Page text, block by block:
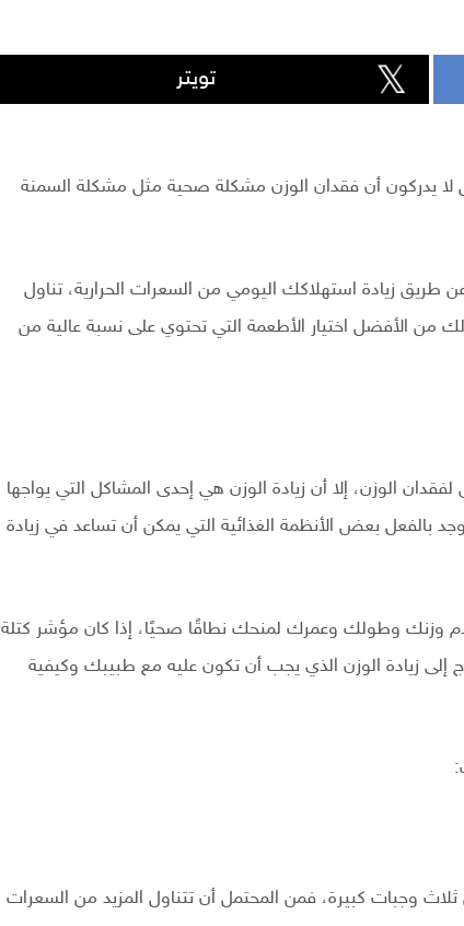
تويتر
في أسبوع 10 كيلو، بعض الناس لا يدركون أن فقدان الوزن مشكلة صحية مثل مشكلة السمنة
زيادة استهلاكك اليومي من السعرات الحرارية، تناول
الأفضل اختيار الأطعمة التي تحتوي على نسبة عالية من
الوزن، إلا أن زيادة الوزن هي إحدى المشاكل التي يواجها
بالفعل بعض الأنظمة الغذائية التي يمكن أن تساعد في زيادة
وطولك وعمرك لمنحك نطاقًا صحيًا، إذا كان مؤشر كتلة
وتحتاج إلى زيادة الوزن الذي يجب أن تكون عليه مع طبيبك وكيفية
وجبات كبيرة، فمن المحتمل أن تتناول المزيد من السعرات